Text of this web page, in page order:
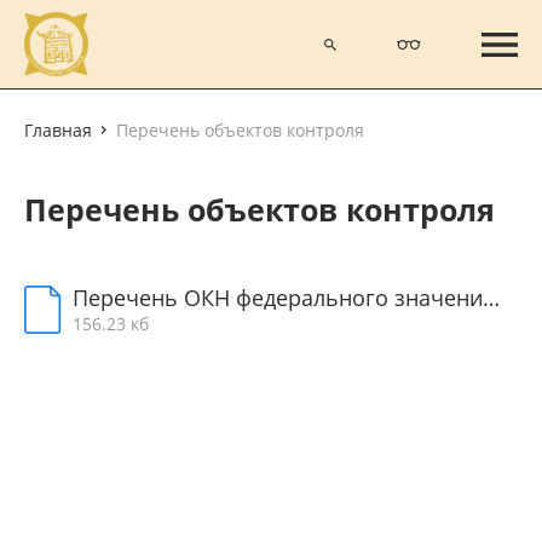
Главная Перечень объектов контроля
Перечень объектов контроля
Перечень ОКН федерального значения.docx
156.23 кб